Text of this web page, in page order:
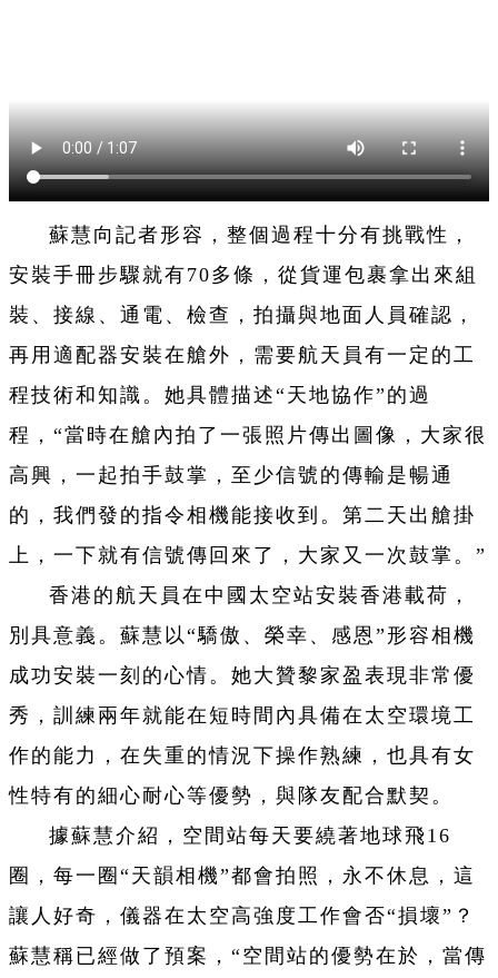
蘇慧向記者形容，整個過程十分有挑戰性，
安裝手冊步驟就有70多條，從貨運包裹拿出來組
裝、接線、通電、檢查，拍攝與地面人員確認，
再用適配器安裝在艙外，需要航天員有一定的工
程技術和知識。她具體描述“天地協作”的過
程，“當時在艙內拍了一張照片傳出圖像，大家很
高興，一起拍手鼓掌，至少信號的傳輸是暢通
的，我們發的指令相機能接收到。第二天出艙掛
上，一下就有信號傳回來了，大家又一次鼓掌。”
香港的航天員在中國太空站安裝香港載荷，
別具意義。蘇慧以“驕傲、榮幸、感恩”形容相機
成功安裝一刻的心情。她大贊黎家盈表現非常優
秀，訓練兩年就能在短時間內具備在太空環境工
作的能力，在失重的情況下操作熟練，也具有女
性特有的細心耐心等優勢，與隊友配合默契。
據蘇慧介紹，空間站每天要繞著地球飛16
圈，每一圈“天韻相機”都會拍照，永不休息，這
讓人好奇，儀器在太空高強度工作會否“損壞”？
蘇慧稱已經做了預案，“空間站的優勢在於，當傳